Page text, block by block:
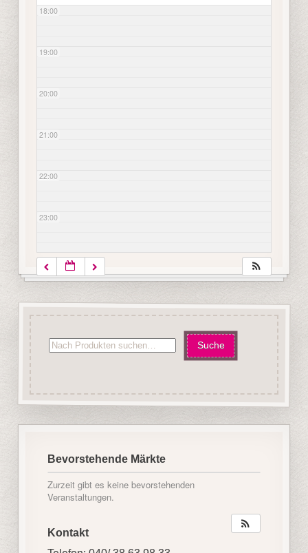
18:00
19:00
20:00
21:00
22:00
23:00
Bevorstehende Märkte
Zurzeit gibt es keine bevorstehenden
Veranstaltungen.
Kontakt